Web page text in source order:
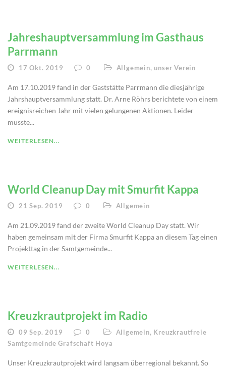
Jahreshauptversammlung im Gasthaus
Parrmann
17 Okt. 2019 0 Allgemein, unser Verein
Am 17.10.2019 fand in der Gaststätte Parrmann die diesjährige
Jahrshauptversammlung statt. Dr. Arne Röhrs berichtete von einem
ereignisreichen Jahr mit vielen gelungenen Aktionen. Leider
musste...
WEITERLESEN...
World Cleanup Day mit Smurfit Kappa
21 Sep. 2019 0 Allgemein
Am 21.09.2019 fand der zweite World Cleanup Day statt. Wir
haben gemeinsam mit der Firma Smurfit Kappa an diesem Tag einen
Projekttag in der Samtgemeinde...
WEITERLESEN...
Kreuzkrautprojekt im Radio
09 Sep. 2019 0 Allgemein, Kreuzkrautfreie
Samtgemeinde Grafschaft Hoya
Unser Kreuzkrautprojekt wird langsam überregional bekannt. So